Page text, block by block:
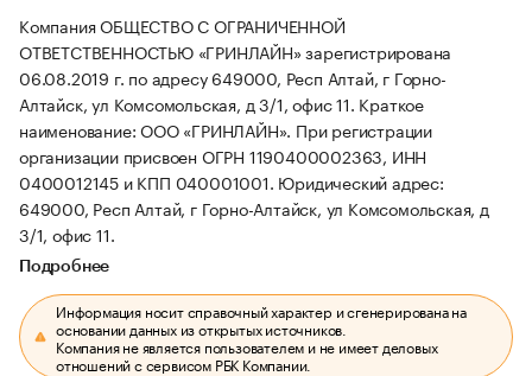
Компания ОБЩЕСТВО С ОГРАНИЧЕННОЙ
ОТВЕТСТВЕННОСТЬЮ «ГРИНЛАЙН» зарегистрирована
06.08.2019 г. по адресу 649000, Респ Алтай, г Горно-
Алтайск, ул Комсомольская, д 3/1, офис 11. Краткое
наименование: ООО «ГРИНЛАЙН». При регистрации
организации присвоен ОГРН 1190400002363, ИНН
0400012145 и КПП 040001001. Юридический адрес:
649000, Респ Алтай, г Горно-Алтайск, ул Комсомольская, д
3/1, офис 11.
Подробнее
Информация носит справочный характер и сгенерирована на
основании данных из открытых источников.
Компания не является пользователем и не имеет деловых
отношений с сервисом РБК Компании.